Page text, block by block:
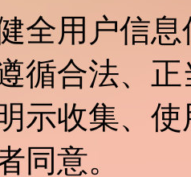
全用户信
循合法、
示收集、
同意。